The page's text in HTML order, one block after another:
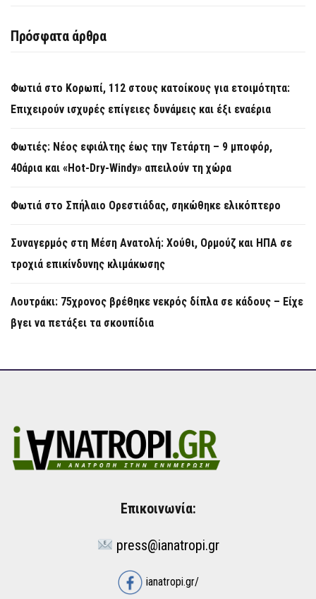
Πρόσφατα άρθρα
Φωτιά στο Κορωπί, 112 στους κατοίκους για ετοιμότητα:
Επιχειρούν ισχυρές επίγειες δυνάμεις και έξι εναέρια
Φωτιές: Νέος εφιάλτης έως την Τετάρτη – 9 μποφόρ,
40άρια και «Hot-Dry-Windy» απειλούν τη χώρα
Φωτιά στο Σπήλαιο Ορεστιάδας, σηκώθηκε ελικόπτερο
Συναγερμός στη Μέση Ανατολή: Χούθι, Ορμούζ και ΗΠΑ σε
τροχιά επικίνδυνης κλιμάκωσης
Λουτράκι: 75χρονος βρέθηκε νεκρός δίπλα σε κάδους – Είχε
βγει να πετάξει τα σκουπίδια
Επικοινωνία:
press@ianatropi.gr
ianatropi.gr/